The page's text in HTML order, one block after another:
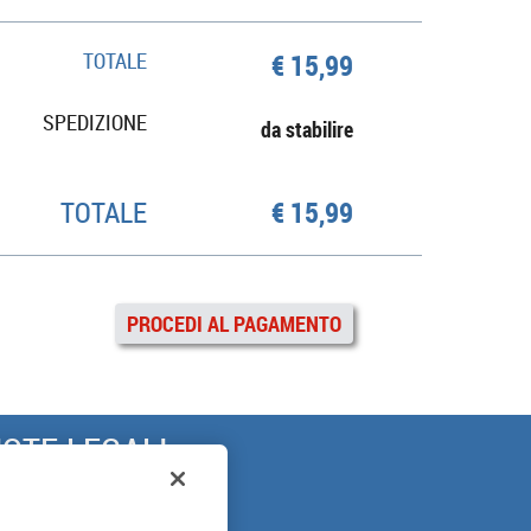
TOTALE € 15,99
SPEDIZIONE da stabilire
TOTALE € 15,99
PROCEDI AL PAGAMENTO
LEGALI